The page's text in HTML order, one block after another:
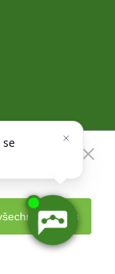
cookies
se